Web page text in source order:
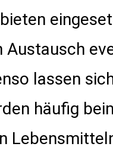
lassen
häufig